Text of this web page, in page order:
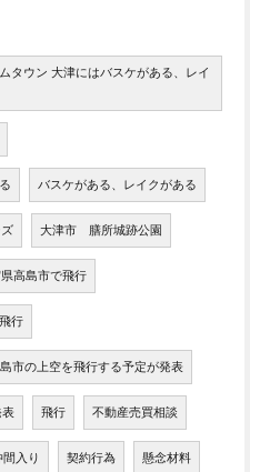
タウン 大津にはバスケがある、レイ
バスケがある、レイクがある
大津市 膳所城跡公園
高島市で飛行
行
市の上空を飛行する予定が発表
表 飛行 不動産売買相談
入り 契約行為 懸念材料